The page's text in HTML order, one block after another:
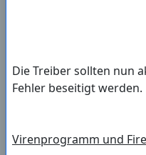
Die Treiber sollten nun
Fehler beseitigt werden.
Virenprogramm und